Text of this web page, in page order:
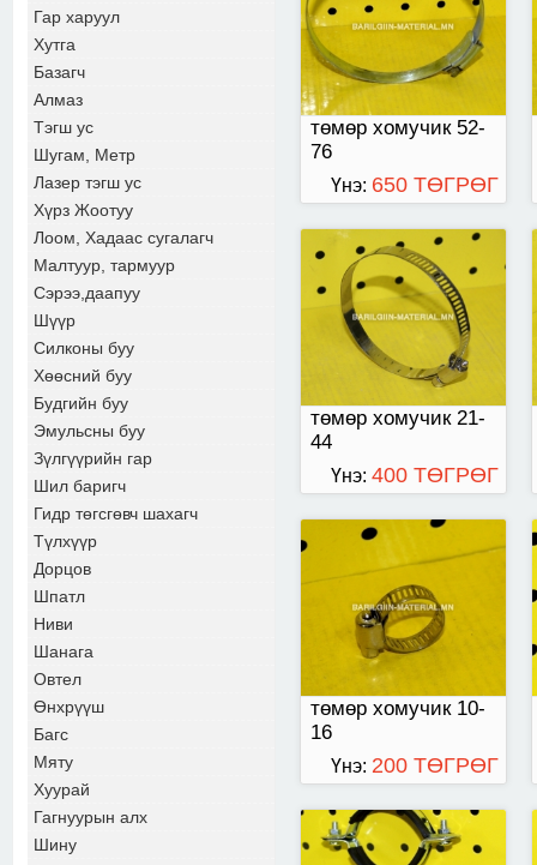
Гар харуул
Хутга
Базагч
Алмаз
Тэгш ус
Шугам, Метр
Лазер тэгш ус
Хүрз Жоотуу
Лоом, Хадаас сугалагч
Малтуур, тармуур
Сэрээ,даапуу
Шүүр
Силконы буу
Хөөсний буу
Будгийн буу
Эмульсны буу
Зүлгүүрийн гар
Шил баригч
Гидр төгсгөвч шахагч
Түлхүүр
Дорцов
Шпатл
Ниви
Шанага
Овтел
Өнхрүүш
Багс
Мяту
Хуурай
Гагнуурын алх
Шину
төмөр хомучик 52-
76
Үнэ: 650 ТӨГРӨГ
төмөр хомучик 21-
44
Үнэ: 400 ТӨГРӨГ
төмөр хомучик 10-
16
төмөр хомучик 10-16
Үнэ: 200 ТӨГРӨГ
тогтоогчтой хомучик
25
тогтоогчтой хомучик